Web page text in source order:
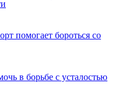
помогает бороться со
в борьбе с усталостью